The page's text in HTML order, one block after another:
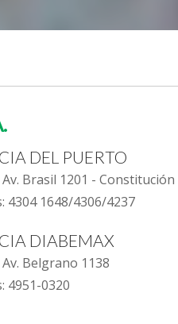
DEL PUERTO
Brasil 1201 - Constitución
4304 1648/4306/4237
DIABEMAX
Belgrano 1138
4951-0320